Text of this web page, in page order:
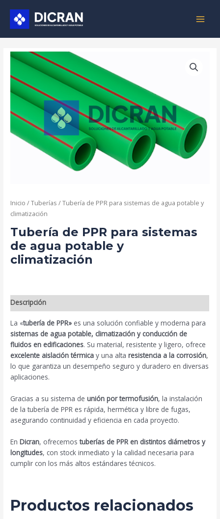
contenido
Inicio /Tuberías / Tubería de PPR para sistemas de agua potable y
climatización
Tubería de PPR para sistemas
de agua potable y
climatización
Descripción
La «tubería de PPR» es una solución confiable y moderna para
sistemas de agua potable, climatización y conducción de
fluidos en edificaciones. Su material, resistente y ligero, ofrece
excelente aislación térmica y una altaresistencia a la corrosión,
lo que garantiza un desempeño seguro y duradero en diversas
aplicaciones.
Gracias a su sistema deunión por termofusión, la instalación
de la tubería de PPR es rápida, hermética y libre de fugas,
asegurando continuidad y eficiencia en cada proyecto.
EnDicran, ofrecemostuberías de PPR en distintos diámetros y
longitudes, con stock inmediato y la calidad necesaria para
cumplir con los más altos estándares técnicos.
Productos relacionados